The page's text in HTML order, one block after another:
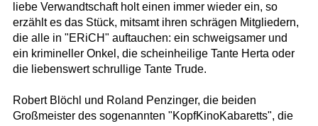
liebe Verwandtschaft holt einen immer wieder ein, so
erzählt es das Stück, mitsamt ihren schrägen Mitgliedern,
die alle in "ERiCH" auftauchen: ein schweigsamer und
ein krimineller Onkel, die scheinheilige Tante Herta oder
die liebenswert schrullige Tante Trude.
Robert Blöchl und Roland Penzinger, die beiden
Großmeister des sogenannten "KopfKinoKabaretts", die